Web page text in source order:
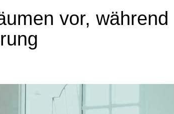
Schlafzimmer
Wohnzimmer
vor, während